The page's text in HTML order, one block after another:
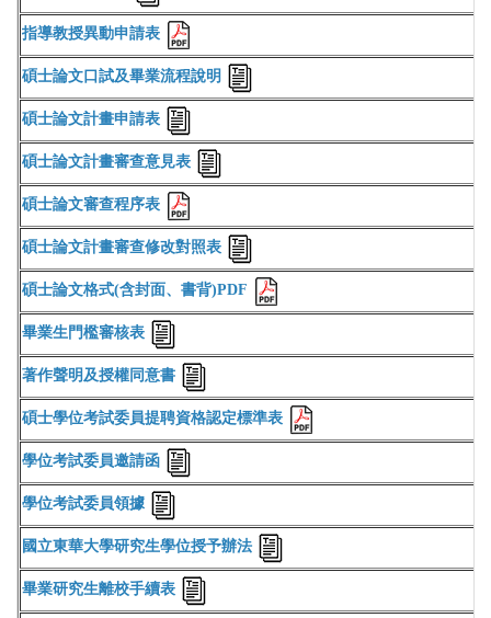
指導教授異動申請表
碩士論文口試及畢業流程說明
碩士論文計畫申請表
碩士論文計畫審查意見表
碩士論文審查程序表
碩士論文計畫審查修改對照表
碩士論文格式(含封面、書背)PDF
畢業生門檻審核表
著作聲明及授權同意書
碩士學位考試委員提聘資格認定標準表
學位考試委員邀請函
學位考試委員領據
國立東華大學研究生學位授予辦法
畢業研究生離校手續表